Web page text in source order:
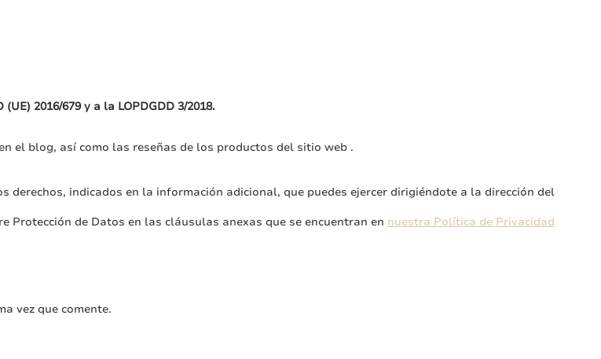
2016/679 y a la LOPDGDD 3/2018.
el blog, así como las reseñas de los productos del sitio web .
derechos, indicados en la información adicional, que puedes ejercer dirigiéndote a la dirección del
de Datos en las cláusulas anexas que se encuentran en nuestra Política de Privacidad
vez que comente.